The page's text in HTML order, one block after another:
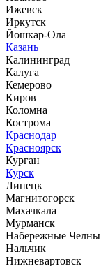
Ижевск
Иркутск
Йошкар-Ола
Казань
Калининград
Калуга
Кемерово
Киров
Коломна
Кострома
Краснодар
Красноярск
Курган
Курск
Липецк
Магнитогорск
Махачкала
Мурманск
Набережные Челны
Нальчик
Нижневартовск